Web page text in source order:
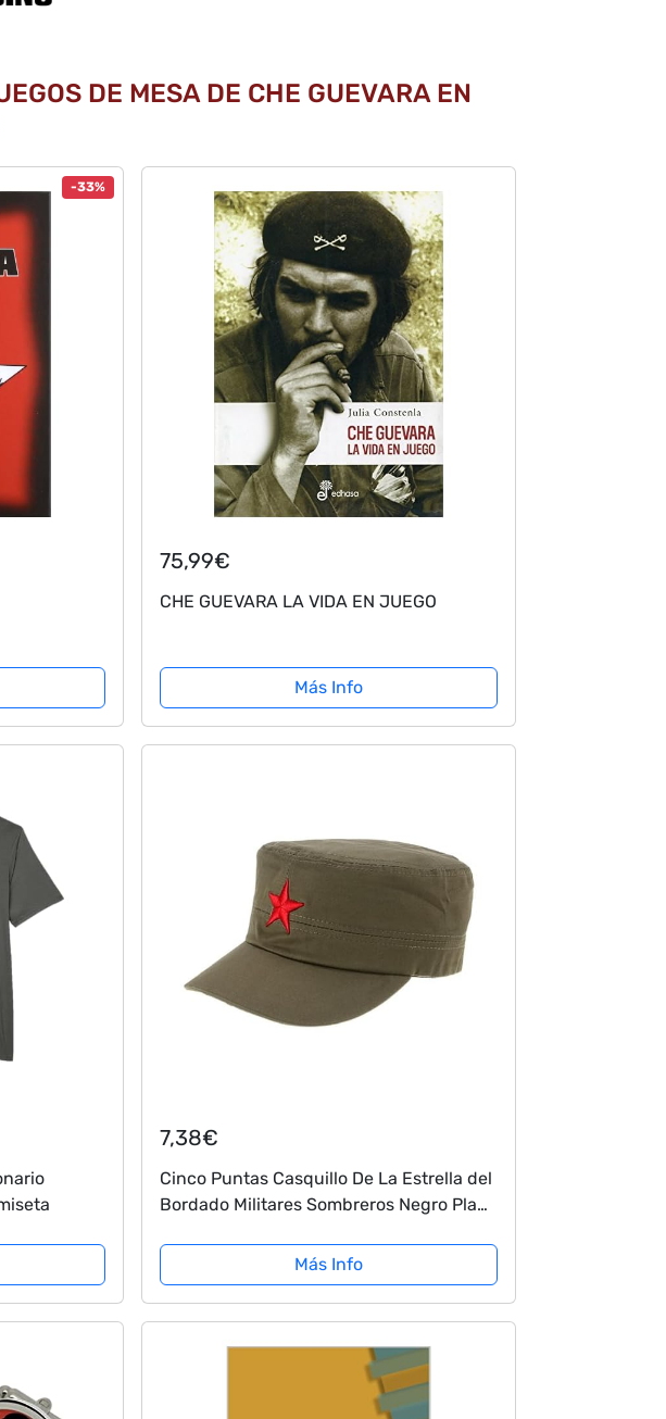
DE MESA DE CHE GUEVARA EN
-33%
75,99€
CHE GUEVARA LA VIDA EN JUEGO
Más Info
7,38€
Cinco Puntas Casquillo De La Estrella del
Bordado Militares Sombreros Negro Plana
Ejército Gorros Al Aire Libre
Más Info